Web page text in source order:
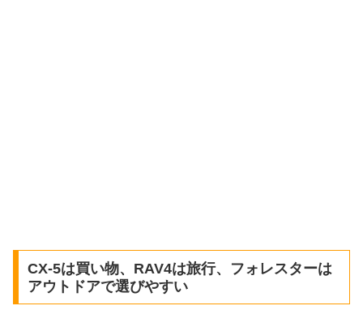
CX-5は買い物、RAV4は旅行、フォレスターは
アウトドアで選びやすい